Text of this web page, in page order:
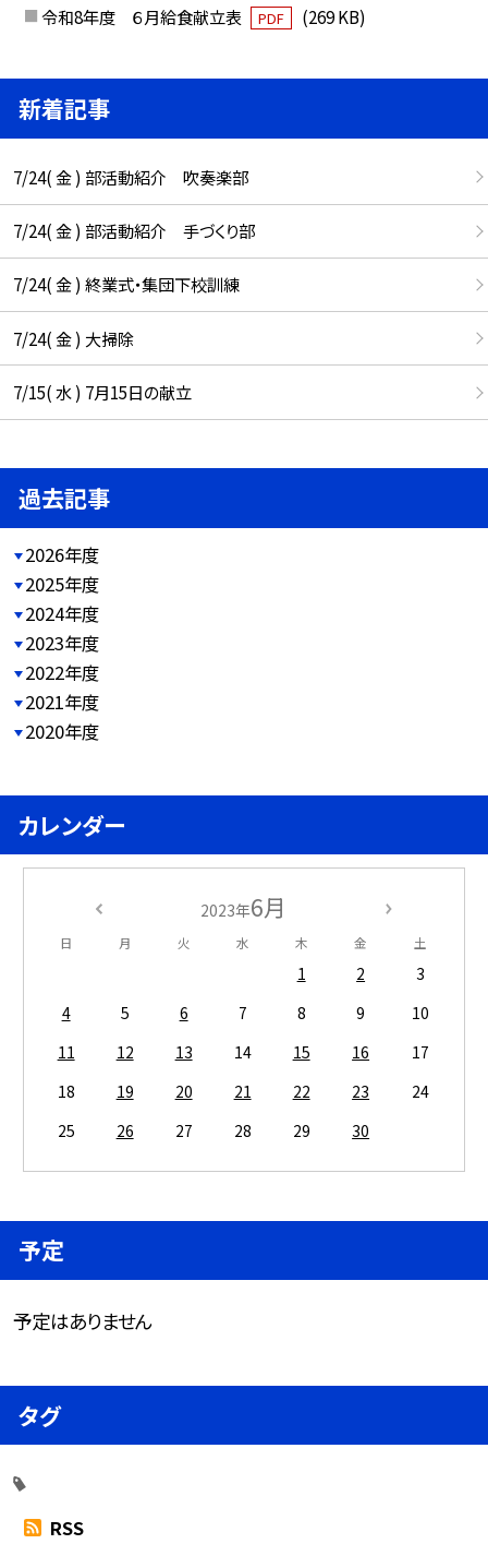
令和8年度 ６月給食献立表
PDF (269 KB)
新着記事
7/24( 金 ) 部活動紹介 吹奏楽部
7/24( 金 ) 部活動紹介 手づくり部
7/24( 金 ) 終業式・集団下校訓練
7/24( 金 ) 大掃除
7/15( 水 ) 7月15日の献立
過去記事
2026年度
2025年度
2024年度
2023年度
2022年度
2021年度
2020年度
カレンダー
2023年6月
日 月 火 水 木 金 土
1 2
3
4
5 6 7 8 9
10
11
12 13 14 15 16
17
18
19 20 21 22 23
24
25
26 27 28 29 30
予定
予定はありません
タグ
RSS